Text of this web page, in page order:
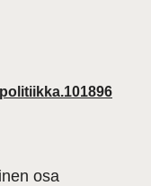
osa